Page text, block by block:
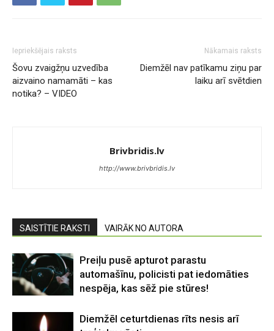
Iepriekšējais raksts
Šovu zvaigžņu uzvedība
aizvaino namamāti – kas
notika? – VIDEO
Nākamais raksts
Diemžēl nav patīkamu ziņu par
laiku arī svētdien
Brivbridis.lv
http://www.brivbridis.lv
SAISTĪTIE RAKSTI VAIRĀK NO AUTORA
Preiļu pusē apturot parastu
automašīnu, policisti pat iedomāties
nespēja, kas sēž pie stūres!
Diemžēl ceturtdienas rīts nesis arī